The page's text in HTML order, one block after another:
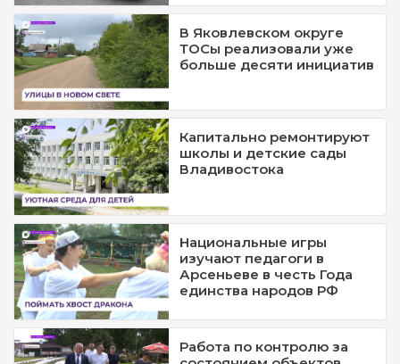
В Яковлевском округе
ТОСы реализовали уже
больше десяти инициатив
Капитально ремонтируют
школы и детские сады
Владивостока
Национальные игры
изучают педагоги в
Арсеньеве в честь Года
единства народов РФ
Работа по контролю за